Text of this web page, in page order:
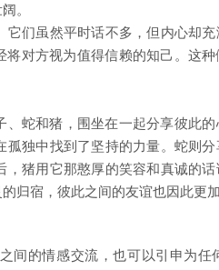
。
们虽然平时话不多，但内心却
对方视为值得信赖的知己。这
蛇和猪，围坐在一起分享彼此的
独中找到了坚持的力量。蛇则
猪用它那憨厚的笑容和真诚的
归宿，彼此之间的友谊也因此更加
间的情感交流，也可以引申为任